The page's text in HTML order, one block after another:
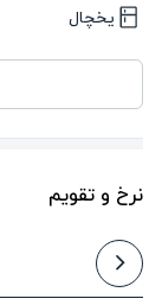
یخچال
نرخ و تقویم